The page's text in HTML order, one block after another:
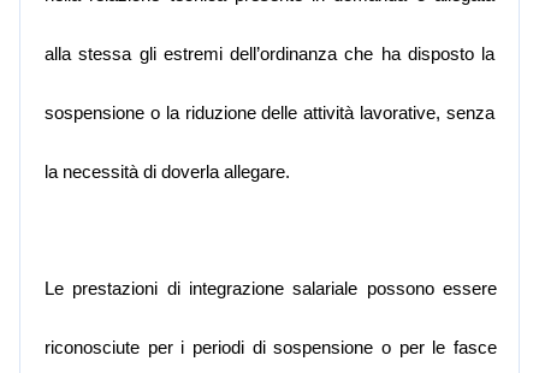
alla stessa gli estremi dell’ordinanza che ha disposto la
sospensione o la riduzione delle attività lavorative, senza
la necessità di doverla allegare.
Le prestazioni di integrazione salariale possono essere
riconosciute per i periodi di sospensione o per le fasce